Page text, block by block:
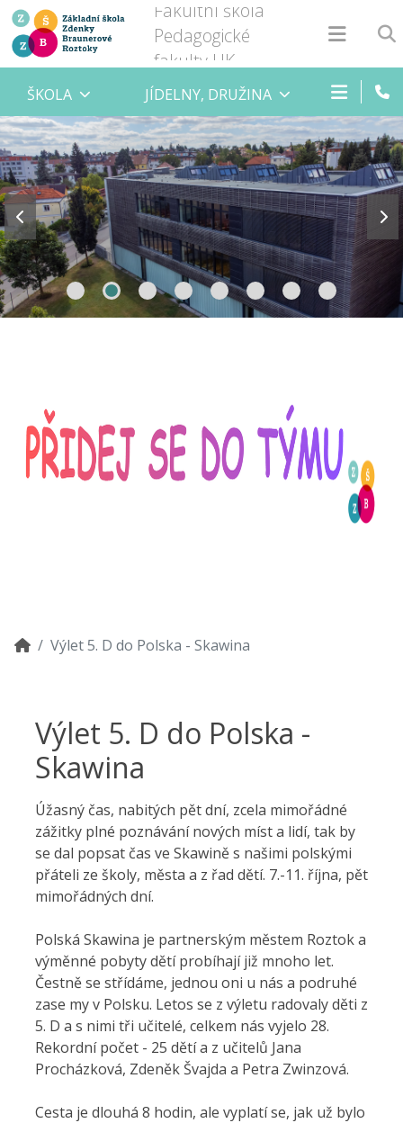
Fakultní škola
Pedagogické
fakulty UK
ŠKOLA JÍDELNY, DRUŽINA
Výlet 5. D do Polska - Skawina
Výlet 5. D do Polska -
Skawina
Úžasný čas, nabitých pět dní, zcela mimořádné
zážitky plné poznávání nových míst a lidí, tak by
se dal popsat čas ve Skawině s našimi polskými
přáteli ze školy, města a z řad dětí. 7.-11. října, pět
mimořádných dní.
Polská Skawina je partnerským městem Roztok a
výměnné pobyty dětí probíhají již mnoho let.
Čestně se střídáme, jednou oni u nás a podruhé
zase my v Polsku. Letos se z výletu radovaly děti z
5. D a s nimi tři učitelé, celkem nás vyjelo 28.
Rekordní počet - 25 dětí a z učitelů Jana
Procházková, Zdeněk Švajda a Petra Zwinzová.
Cesta je dlouhá 8 hodin, ale vyplatí se, jak už bylo